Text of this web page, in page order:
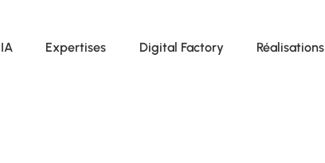
Expertises Digital Factory Réalisations